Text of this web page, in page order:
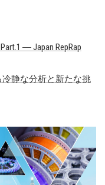
― Japan RepRap
冷静な分析と新たな挑